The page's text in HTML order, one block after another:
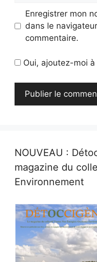
Enregistrer mon
dans le
commentaire.
Oui, ajoutez-moi
NOUVEAU :
magazine du
Environnement